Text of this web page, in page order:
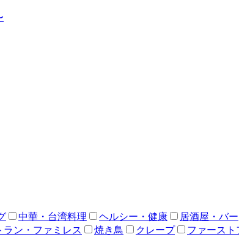
中華・台湾料理 ヘルシー・健康 居酒屋・バー
ラン・ファミレス 焼き鳥 クレープ ファースト